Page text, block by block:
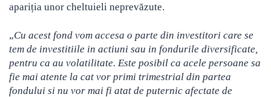
apariția unor cheltuieli neprevăzute.
„Cu acest fond vom accesa o parte din investitori care se
tem de investitiile in actiuni sau in fondurile diversificate,
pentru ca au volatilitate. Este posibil ca acele persoane sa
fie mai atente la cat vor primi trimestrial din partea
fondului si nu vor mai fi atat de puternic afectate de